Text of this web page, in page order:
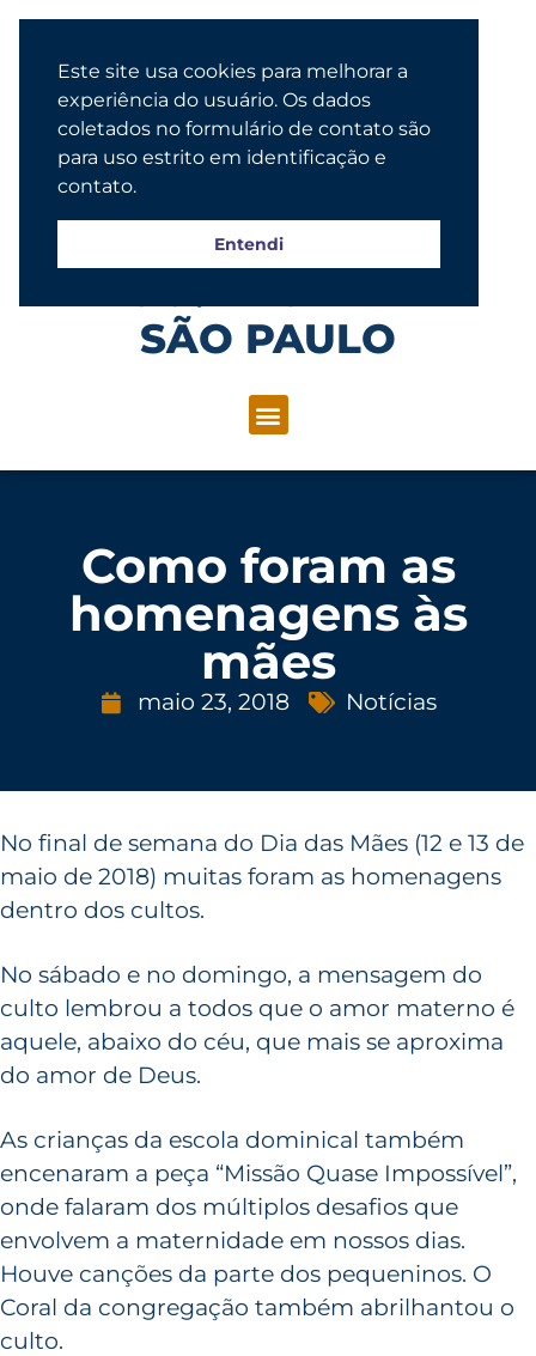
SÃO PAULO
Como foram as
homenagens às
mães
maio 23, 2018 Notícias
No final de semana do Dia das Mães (12 e 13 de
maio de 2018) muitas foram as homenagens
dentro dos cultos.
No sábado e no domingo, a mensagem do
culto lembrou a todos que o amor materno é
aquele, abaixo do céu, que mais se aproxima
do amor de Deus.
As crianças da escola dominical também
encenaram a peça “Missão Quase Impossível”,
onde falaram dos múltiplos desafios que
envolvem a maternidade em nossos dias.
Houve canções da parte dos pequeninos. O
Coral da congregação também abrilhantou o
culto.
Este site usa cookies para melhorar a
experiência do usuário. Os dados
coletados no formulário de contato são
para uso estrito em identificação e
contato.
Entendi